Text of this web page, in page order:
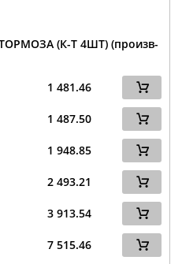
(К-Т 4ШТ) (произв-
1 481.46
1 487.50
1 948.85
2 493.21
3 913.54
7 515.46